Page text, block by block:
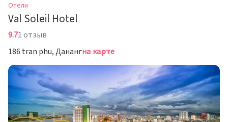
Отели
Val Soleil Hotel
9.71 отзыв
186 tran phu, Данангна карте